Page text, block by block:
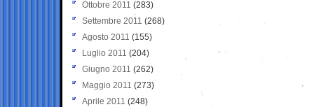
Ottobre 2011 (283)
Settembre 2011 (268)
Agosto 2011 (155)
Luglio 2011 (204)
Giugno 2011 (262)
Maggio 2011 (273)
Aprile 2011 (248)